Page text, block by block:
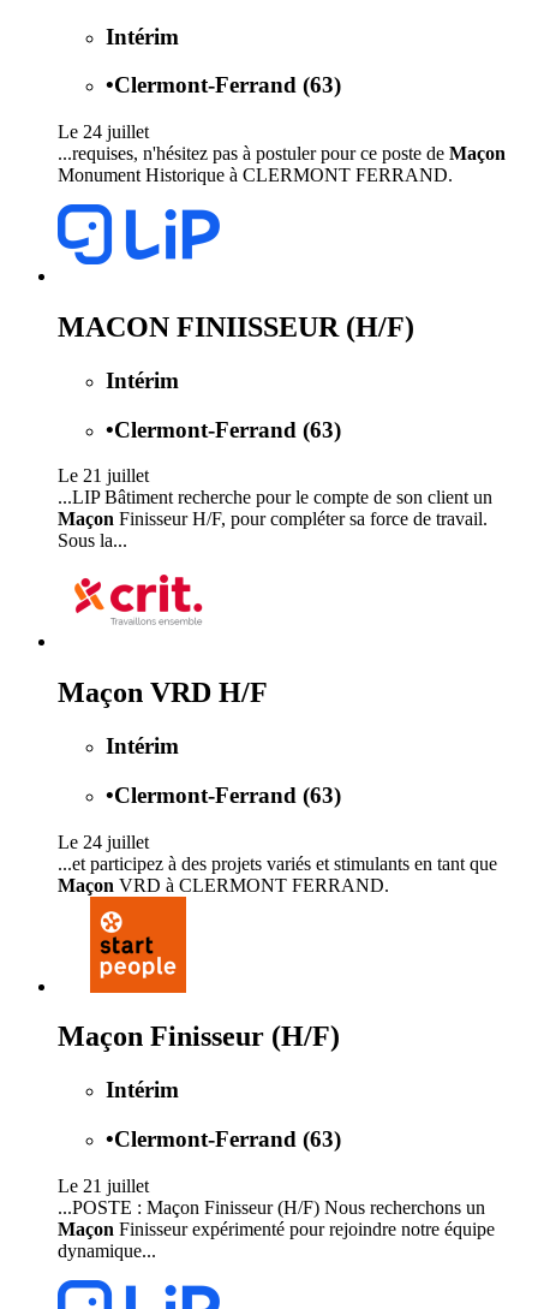
Intérim
•Clermont-Ferrand (63)
Le 24 juillet
...requises, n'hésitez pas à postuler pour ce poste de Maçon
Monument Historique à CLERMONT FERRAND.
MACON FINIISSEUR (H/F)
Intérim
•Clermont-Ferrand (63)
Le 21 juillet
...LIP Bâtiment recherche pour le compte de son client un
Maçon Finisseur H/F, pour compléter sa force de travail.
Sous la...
Maçon VRD H/F
Intérim
•Clermont-Ferrand (63)
Le 24 juillet
...et participez à des projets variés et stimulants en tant que
Maçon VRD à CLERMONT FERRAND.
Maçon Finisseur (H/F)
Intérim
•Clermont-Ferrand (63)
Le 21 juillet
...POSTE : Maçon Finisseur (H/F) Nous recherchons un
Maçon Finisseur expérimenté pour rejoindre notre équipe
dynamique...